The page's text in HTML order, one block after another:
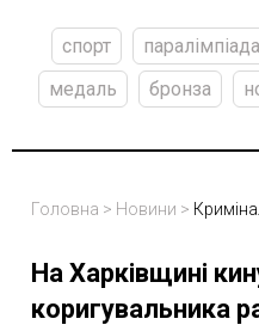
спорт паралімпіада
медаль
бронза
Головна > Новини >
На Харківщині
коригувальника